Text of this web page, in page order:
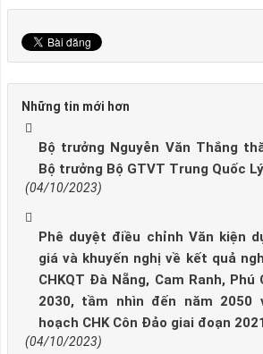
Những tin mới hơn
Bộ trưởng Nguyễn Văn Thắng
Bộ trưởng Bộ GTVT Trung Quốc
(04/10/2023)
Phê duyệt điều chỉnh Văn kiện
giá và khuyến nghị về kết quả
CHKQT Đà Nẵng, Cam Ranh,
2030, tầm nhìn đến năm 2050
hoạch CHK Côn Đảo giai đoạn
(04/10/2023)